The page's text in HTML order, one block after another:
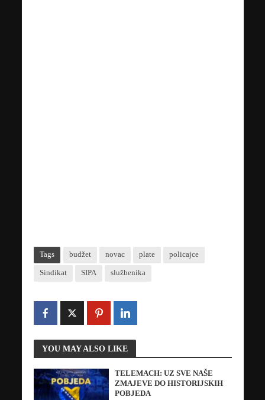
Tags budžet novac plate policajce
Sindikat SIPA službenika
YOU MAY ALSO LIKE
TELEMACH: UZ SVE NAŠE
ZMAJEVE DO HISTORIJSKIH
POBJEDA